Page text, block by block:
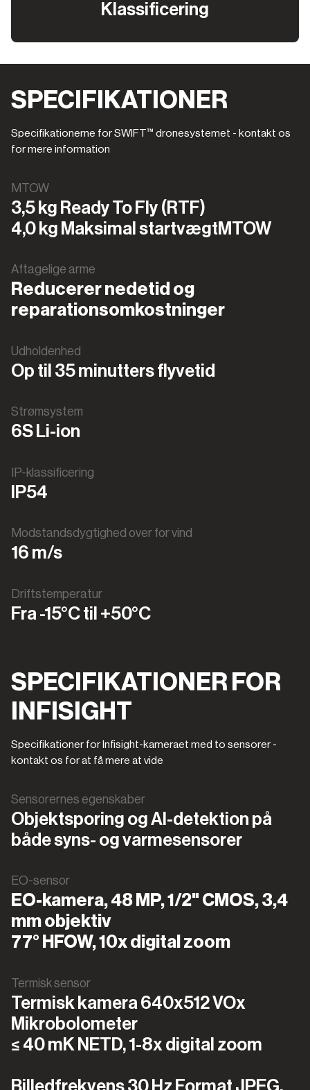
Klassificering
SPECIFIKATIONER
Specifikationerne for SWIFT™ dronesystemet - kontakt os
for mere information
MTOW
3,5 kg Ready To Fly (RTF)
4,0 kg Maksimal startvægtMTOW
Aftagelige arme
Reducerer nedetid og
reparationsomkostninger
Udholdenhed
Op til 35 minutters flyvetid
Strømsystem
6S Li-ion
IP-klassificering
IP54
Modstandsdygtighed over for vind
16 m/s
Driftstemperatur
Fra -15°C til +50°C
SPECIFIKATIONER FOR
INFISIGHT
Specifikationer for Infisight-kameraet med to sensorer -
kontakt os for at få mere at vide
Sensorernes egenskaber
Objektsporing og AI-detektion på
både syns- og varmesensorer
EO-sensor
EO-kamera, 48 MP, 1/2" CMOS, 3,4
mm objektiv
77° HFOW, 10x digital zoom
Termisk sensor
Termisk kamera 640x512 VOx
Mikrobolometer
≤ 40 mK NETD, 1-8x digital zoom